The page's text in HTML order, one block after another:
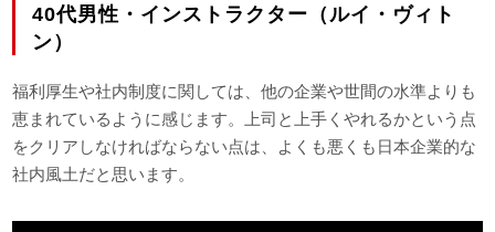
40代男性・インストラクター（ルイ・ヴィト
ン）
福利厚生や社内制度に関しては、他の企業や世間の水準よりも
恵まれているように感じます。上司と上手くやれるかという点
をクリアしなければならない点は、よくも悪くも日本企業的な
社内風土だと思います。